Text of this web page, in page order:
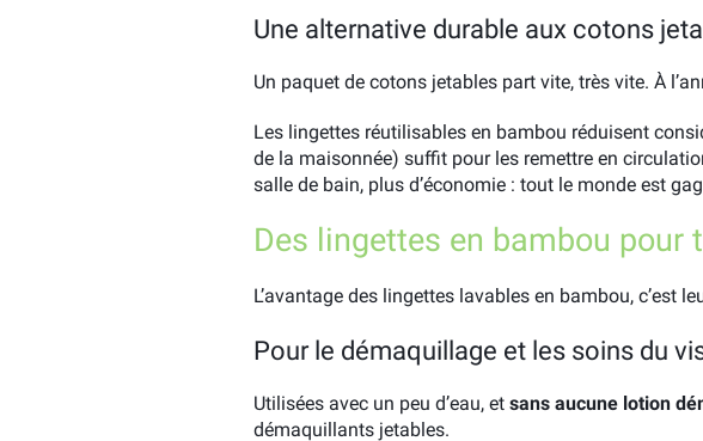
Une alternative durable aux cotons
Un paquet de cotons jetables part vite, très vite. À
Les lingettes réutilisables en bambou réduisent
de la maisonnée) suffit pour les remettre en
salle de bain, plus d’économie : tout le monde est
Des lingettes en bambou pour
L’avantage des lingettes lavables en bambou, c’est
Pour le démaquillage et les soins du
Utilisées avec un peu d’eau, et sans aucune lotion
démaquillants jetables.